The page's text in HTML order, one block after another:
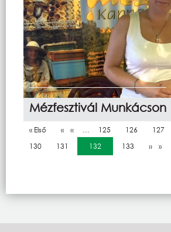
Mézfesztivál Munkácson
Oldalszámozás
Első oldal
« Első Előző oldal
‹‹ … Oldal
125 Oldal
126 Oldal
127
Oldal
130 Oldal
131 Jelenlegi oldal
132 Oldal
133 ››